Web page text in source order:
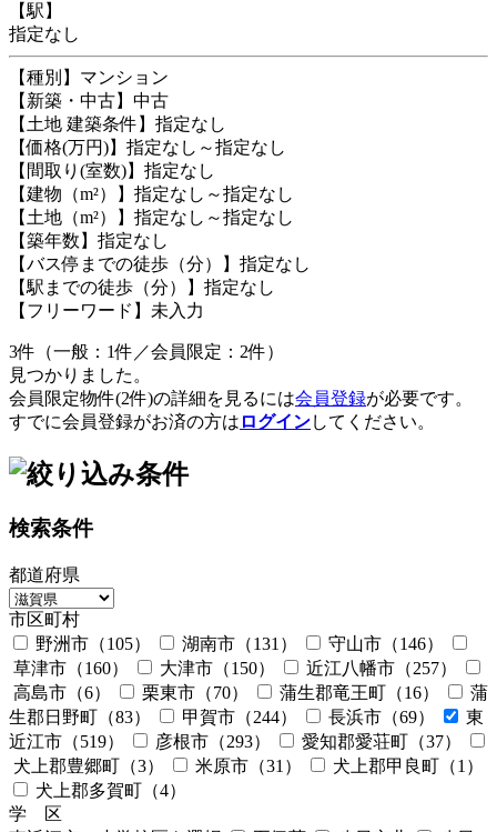
【駅】
指定なし
【種別】マンション
【新築・中古】中古
【土地 建築条件】指定なし
【価格(万円)】指定なし～指定なし
【間取り(室数)】指定なし
【建物（m²）】指定なし～指定なし
【土地（m²）】指定なし～指定なし
【築年数】指定なし
【バス停までの徒歩（分）】指定なし
【駅までの徒歩（分）】指定なし
【フリーワード】未入力
3件（一般：1件／会員限定：2件）
見つかりました。
会員限定物件(2件)の詳細を見るには会員登録が必要です。
すでに会員登録がお済の方は ログインしてください。
検索条件
都道府県
市区町村
野洲市 （105） 湖南市 （131） 守山市 （146）
草津市 （160） 大津市 （150） 近江八幡市 （257）
高島市 （6） 栗東市 （70） 蒲生郡竜王町 （16）
蒲
生郡日野町 （83） 甲賀市 （244） 長浜市 （69）
東
近江市 （519） 彦根市 （293） 愛知郡愛荘町 （37）
犬上郡豊郷町 （3） 米原市 （31） 犬上郡甲良町 （1）
犬上郡多賀町 （4）
学 区